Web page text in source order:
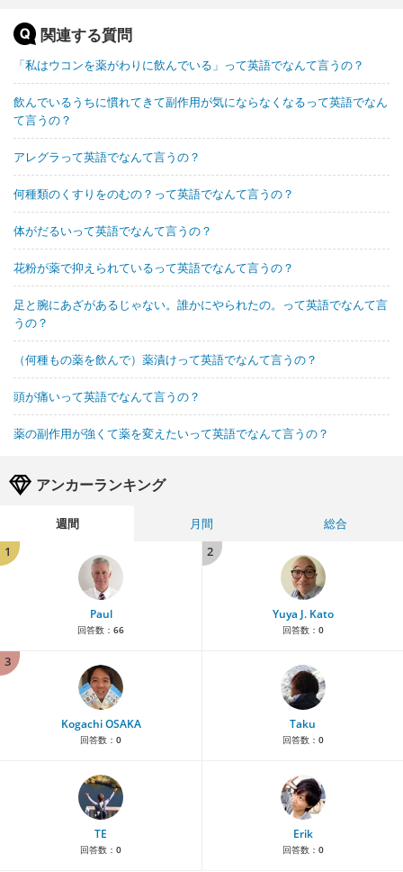
関連する質問
「私はウコンを薬がわりに飲んでいる」って英語でなんて言うの？
飲んでいるうちに慣れてきて副作用が気にならなくなるって英語でなん
て言うの？
アレグラって英語でなんて言うの？
何種類のくすりをのむの？って英語でなんて言うの？
体がだるいって英語でなんて言うの？
花粉が薬で抑えられているって英語でなんて言うの？
足と腕にあざがあるじゃない。誰かにやられたの。って英語でなんて言
うの？
（何種もの薬を飲んで）薬漬けって英語でなんて言うの？
頭が痛いって英語でなんて言うの？
薬の副作用が強くて薬を変えたいって英語でなんて言うの？
アンカーランキング
週間 月間
総合
1
Paul
回答数： 66
2
Yuya J. Kato
回答数： 0
3
Kogachi OSAKA
回答数： 0
Taku
回答数： 0
TE
回答数： 0
Erik
回答数： 0